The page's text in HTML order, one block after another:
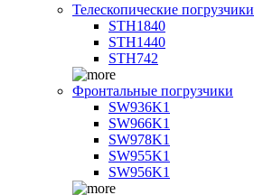
Телескопические погрузчики
STH1840
STH1440
STH742
Фронтальные погрузчики
SW936K1
SW966K1
SW978K1
SW955K1
SW956K1